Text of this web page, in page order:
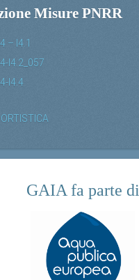
Misure PNRR
– I4.1
I4.2_057
I4.4
GAIA fa parte di